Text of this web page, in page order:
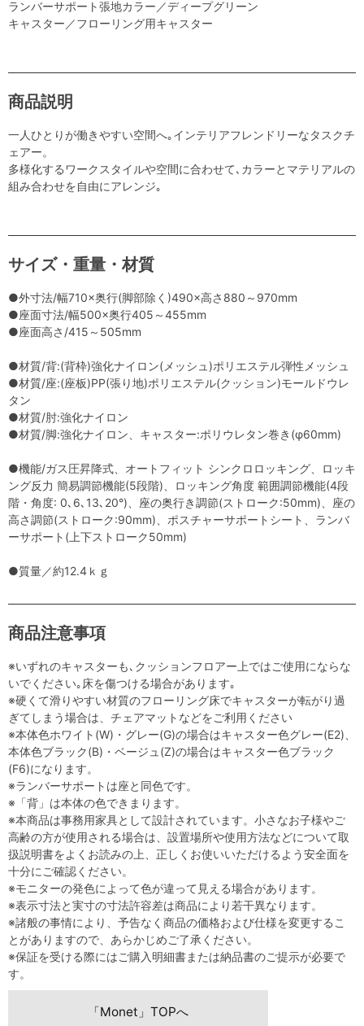
ランバーサポート張地カラー／ディープグリーン
キャスター／フローリング用キャスター
商品説明
一人ひとりが働きやすい空間へ｡インテリアフレンドリーなタスクチ
ェアー。
多様化するワークスタイルや空間に合わせて､カラーとマテリアルの
組み合わせを自由にアレンジ｡
サイズ・重量・材質
●外寸法/幅710×奥行(脚部除く)490×高さ880～970mm
●座面寸法/幅500×奥行405～455mm
●座面高さ/415～505mm
●材質/背:(背枠)強化ナイロン(メッシュ)ポリエステル弾性メッシュ
●材質/座:(座板)PP(張り地)ポリエステル(クッション)モールドウレ
タン
●材質/肘:強化ナイロン
●材質/脚:強化ナイロン、キャスター:ポリウレタン巻き(φ60mm)
●機能/ガス圧昇降式、オートフィット シンクロロッキング、ロッキ
ング反力 簡易調節機能(5段階)、ロッキング角度 範囲調節機能(4段
階・角度: 0､6､13､20°)、座の奥行き調節(ストローク:50mm)、座の
高さ調節(ストローク:90mm)、ポスチャーサポートシート、ランバ
ーサポート(上下ストローク50mm)
●質量／約12.4ｋｇ
商品注意事項
※いずれのキャスターも､クッションフロアー上ではご使用にならな
いでください｡床を傷つける場合があります｡
※硬くて滑りやすい材質のフローリング床でキャスターが転がり過
ぎてしまう場合は、チェアマットなどをご利用ください
※本体色ホワイト(W)・グレー(G)の場合はキャスター色グレー(E2)、
本体色ブラック(B)・ベージュ(Z)の場合はキャスター色ブラック
(F6)になります。
※ランバーサポートは座と同色です。
※「背」は本体の色できまります。
※本商品は事務用家具として設計されています。小さなお子様やご
高齢の方が使用される場合は、設置場所や使用方法などについて取
扱説明書をよくお読みの上、正しくお使いいただけるよう安全面を
十分にご確認ください。
※モニターの発色によって色が違って見える場合があります。
※表示寸法と実寸の寸法許容差は商品により若干異なります。
※諸般の事情により、予告なく商品の価格および仕様を変更するこ
とがありますので、あらかじめご了承ください。
※保証を受ける際にはご購入明細書または納品書のご提示が必要で
す。
「Monet」TOPへ